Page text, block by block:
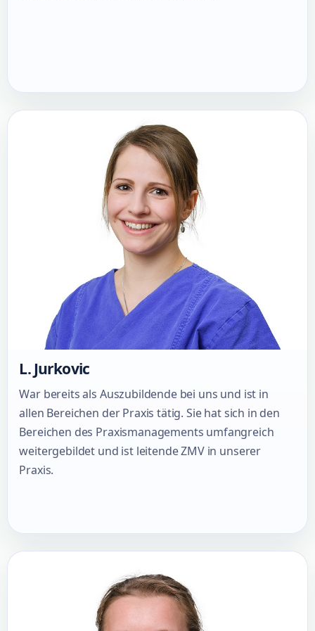
L. Jurkovic
War bereits als Auszubildende bei uns und ist in
allen Bereichen der Praxis tätig. Sie hat sich in den
Bereichen des Praxismanagements umfangreich
weitergebildet und ist leitende ZMV in unserer
Praxis.